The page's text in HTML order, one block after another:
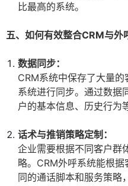
比最高的系统。
五、如何有效整合CRM与外
数据同步：
CRM系统中保存了大量
系统进行同步。通过数据
户的基本信息、历史行为
话术与推销策略定制：
企业需要根据不同客户群
略。CRM外呼系统能根
同的通话脚本和服务策略